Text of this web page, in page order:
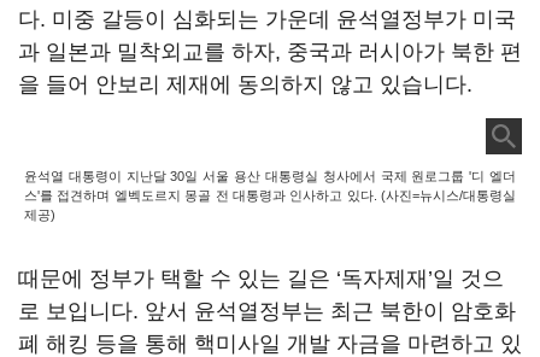
다. 미중 갈등이 심화되는 가운데 윤석열정부가 미국
과 일본과 밀착외교를 하자, 중국과 러시아가 북한 편
을 들어 안보리 제재에 동의하지 않고 있습니다.
윤석열 대통령이 지난달 30일 서울 용산 대통령실 청사에서 국제 원로그룹 '디 엘더
스'를 접견하며 엘벡도르지 몽골 전 대통령과 인사하고 있다. (사진=뉴시스/대통령실
제공)
때문에 정부가 택할 수 있는 길은 ‘독자제재’일 것으
로 보입니다. 앞서 윤석열정부는 최근 북한이 암호화
폐 해킹 등을 통해 핵미사일 개발 자금을 마련하고 있